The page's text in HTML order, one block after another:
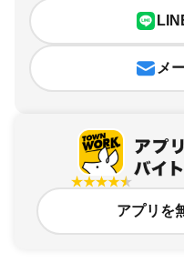
メ
アプリを